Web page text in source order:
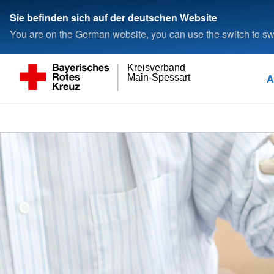
Sie befinden sich auf der deutschen Website
You are on the German website, you can use the switch to
Main-Spessart
Kreisverband